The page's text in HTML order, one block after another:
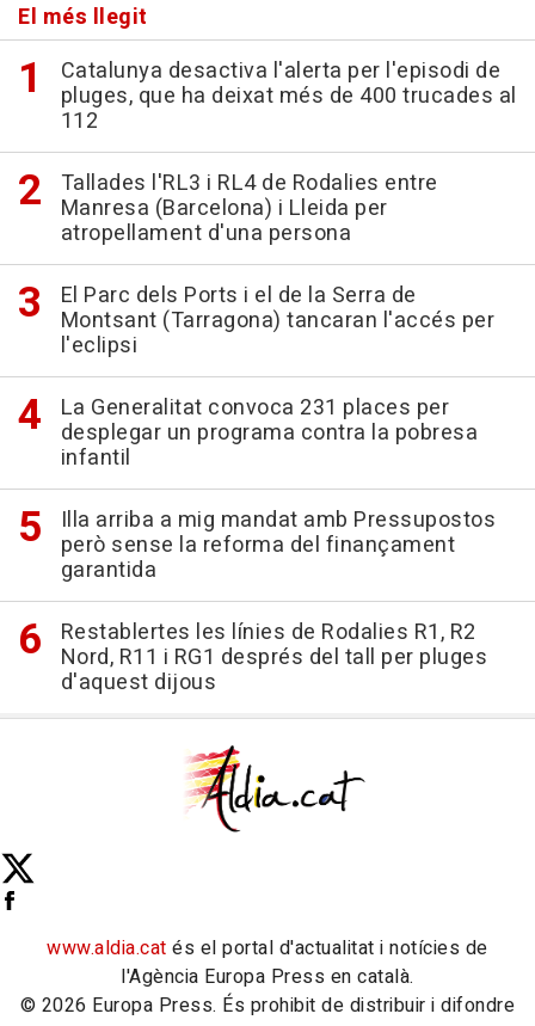
El més llegit
Catalunya desactiva l'alerta per l'episodi de
pluges, que ha deixat més de 400 trucades al
112
Tallades l'RL3 i RL4 de Rodalies entre
Manresa (Barcelona) i Lleida per
atropellament d'una persona
El Parc dels Ports i el de la Serra de
Montsant (Tarragona) tancaran l'accés per
l'eclipsi
La Generalitat convoca 231 places per
desplegar un programa contra la pobresa
infantil
Illa arriba a mig mandat amb Pressupostos
però sense la reforma del finançament
garantida
Restablertes les línies de Rodalies R1, R2
Nord, R11 i RG1 després del tall per pluges
d'aquest dijous
www.aldia.cat és el portal d'actualitat i notícies de
l'Agència Europa Press en català.
© 2026 Europa Press. És prohibit de distribuir i difondre